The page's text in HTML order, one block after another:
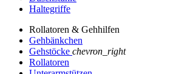
Haltegriffe
Rollatoren & Gehhilfen
Gehbänkchen
Gehstöcke chevron_right
Rollatoren